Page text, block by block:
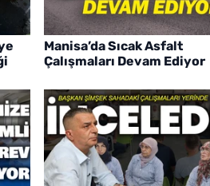
Manisa’da Sıcak Asfalt
Çalışmaları Devam Ediyor